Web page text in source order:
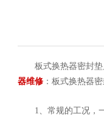
板式换热器密封
器维修 ：板式换热器
1、常规的工况，